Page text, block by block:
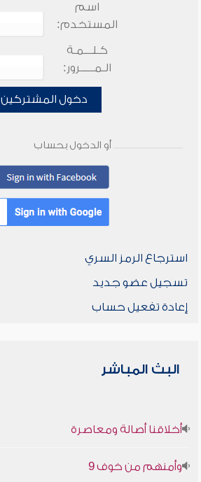
اسم
المستخدم:
كـلـــمـة
الـمـــــرور:
دخول المشتركين
أو الدخول بحساب
استرجاع الرمز السري
تسجيل عضو جديد
إعادة تفعيل حساب
البث المباشر
أخلاقنا أصالة ومعاصرة
وأمنهم من خوف 9